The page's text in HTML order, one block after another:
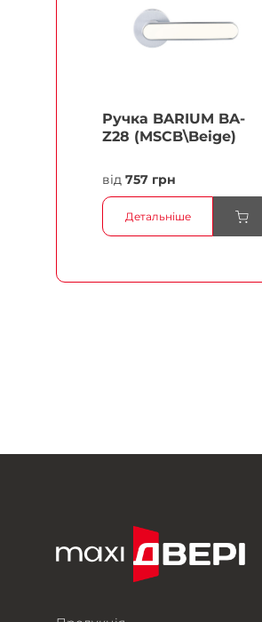
Ручка BARIUM BA-
Z28 (MSCB\Beige)
від 757 грн
Детальніше